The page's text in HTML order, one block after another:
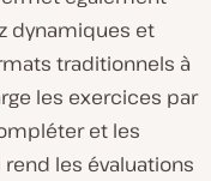
dynamiques et
traditionnels à
les exercices par
et les
les évaluations